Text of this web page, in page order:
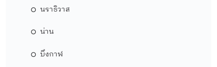
นราธิวาส
น่าน
บึงกาฬ